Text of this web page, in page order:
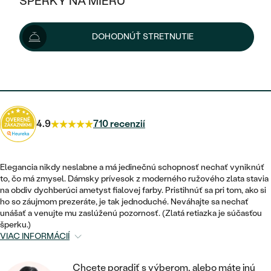
KOMBINOVANÉ ZLATO
PODĽA ŠTÝLU
ETERNITY
VINTAGE
NETRADIČNÉ
POSTRANNÉ DRAHOKAMY
HALO
VINTAGE
SET ZÁSNUBNÉHO PRSTEŇA A
NETRADIČNÉ
ZOSTAVTE SI PRSTEŇ
VÝPREDAJ
ŠPERKY ČO POMÁHAJÚ
PODĽA TYPU
NÁUŠNICE
PRSTENE
PRÍVESKY
NÁRAMKY
SETY
PÁNSKE ŠPERKY
PLATINOVÉ
NAPICHOVACIE
KRUHOVÉ
MINIMALISTICKÉ
VISIACE
SOLITÉR
ZLATÉ
STRIEBORNÉ
PODĽA ŠTÝLU
SOLITÉR
NARODENIE DIEŤAŤA
PERSONALIZOVANÉ
SO ZNAMENÍM ZVEROKRUHU
MINIMALISTICKÉ
VÝPREDAJ
ZLATÉ
STRIEBORNÉ
PODĽA ŠTÝLU
ETERNITY
MINIMALISTICKÉ
DOHODNÚŤ STRETNUTIE
786 €
Možnosti doručenia
4.9 710 recenzií
Elegancia nikdy neslabne a má jedinečnú schopnosť nechať vyniknúť
to, čo má zmysel. Dámsky prívesok z moderného ružového zlata stavia
na obdiv dychberúci ametyst fialovej farby. Pristihnúť sa pri tom, ako si
ho so záujmom prezeráte, je tak jednoduché. Neváhajte sa nechať
unášať a venujte mu zaslúženú pozornosť. (Zlatá retiazka je súčasťou
šperku.)
VIAC INFORMÁCIÍ
Chcete poradiť s výberom, alebo máte inú